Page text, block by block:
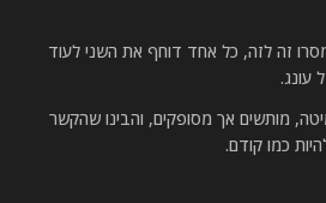
זה לזה, כל אחד דוחף את השני לעוד
עונג.
מותשים אך מסופקים, והבינו שהקשר
כמו קודם.